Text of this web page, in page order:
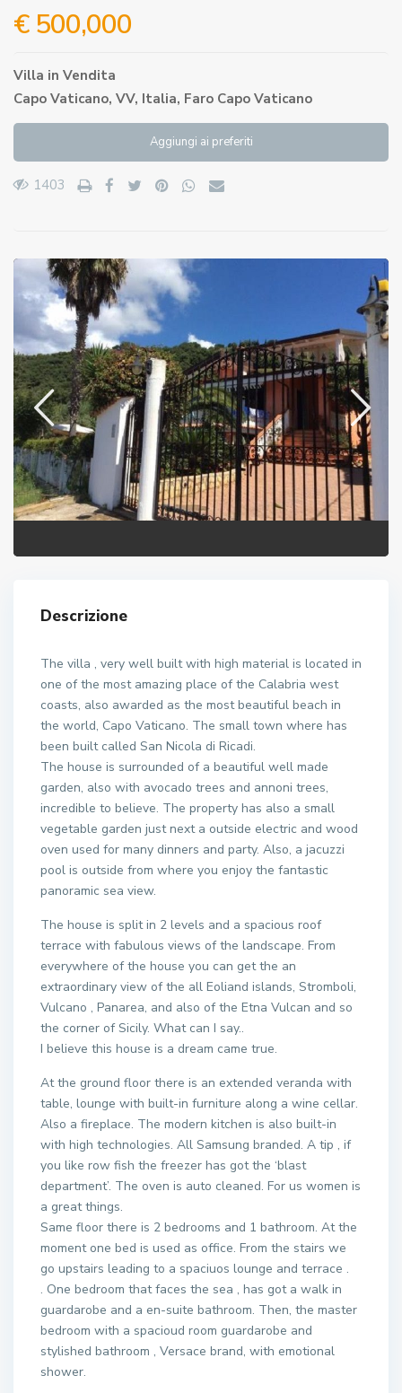
€ 500,000
Villa in Vendita
Capo Vaticano, VV, Italia, Faro Capo Vaticano
Aggiungi ai preferiti
1403
Descrizione
The villa , very well built with high material is located in
one of the most amazing place of the Calabria west
coasts, also awarded as the most beautiful beach in
the world, Capo Vaticano. The small town where has
been built called San Nicola di Ricadi.
The house is surrounded of a beautiful well made
garden, also with avocado trees and annoni trees,
incredible to believe. The property has also a small
vegetable garden just next a outside electric and wood
oven used for many dinners and party. Also, a jacuzzi
pool is outside from where you enjoy the fantastic
panoramic sea view.
The house is split in 2 levels and a spacious roof
terrace with fabulous views of the landscape. From
everywhere of the house you can get the an
extraordinary view of the all Eoliand islands, Stromboli,
Vulcano , Panarea, and also of the Etna Vulcan and so
the corner of Sicily. What can I say..
I believe this house is a dream came true.
At the ground floor there is an extended veranda with
table, lounge with built-in furniture along a wine cellar.
Also a fireplace. The modern kitchen is also built-in
with high technologies. All Samsung branded. A tip , if
you like row fish the freezer has got the ‘blast
department’. The oven is auto cleaned. For us women is
a great things.
Same floor there is 2 bedrooms and 1 bathroom. At the
moment one bed is used as office. From the stairs we
go upstairs leading to a spaciuos lounge and terrace .
. One bedroom that faces the sea , has got a walk in
guardarobe and a en-suite bathroom. Then, the master
bedroom with a spacioud room guardarobe and
stylished bathroom , Versace brand, with emotional
shower.